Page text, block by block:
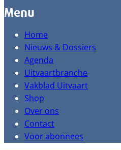
Menu
Home
Nieuws & Dossiers
Agenda
Uitvaartbranche
Vakblad Uitvaart
Shop
Over ons
Contact
Voor abonnees